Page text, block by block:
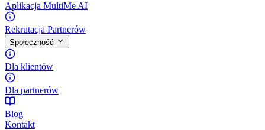
Aplikacja MultiMe AI
Rekrutacja Partnerów
Społeczność
Dla klientów
Dla partnerów
Blog
Kontakt